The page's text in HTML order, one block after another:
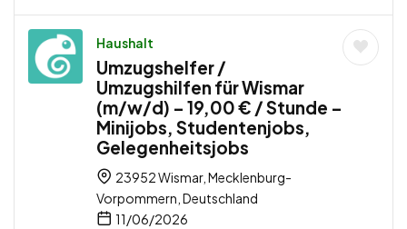
Haushalt
Umzugshelfer /
Umzugshilfen für Wismar
(m/w/d) – 19,00 € / Stunde –
Minijobs, Studentenjobs,
Gelegenheitsjobs
23952 Wismar, Mecklenburg-
Vorpommern, Deutschland
11/06/2026